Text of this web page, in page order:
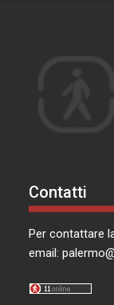
Contatti
Per contattare
email: